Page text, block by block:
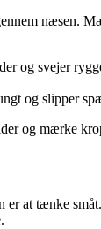
og svejer
og slipper
og mærke
at tænke